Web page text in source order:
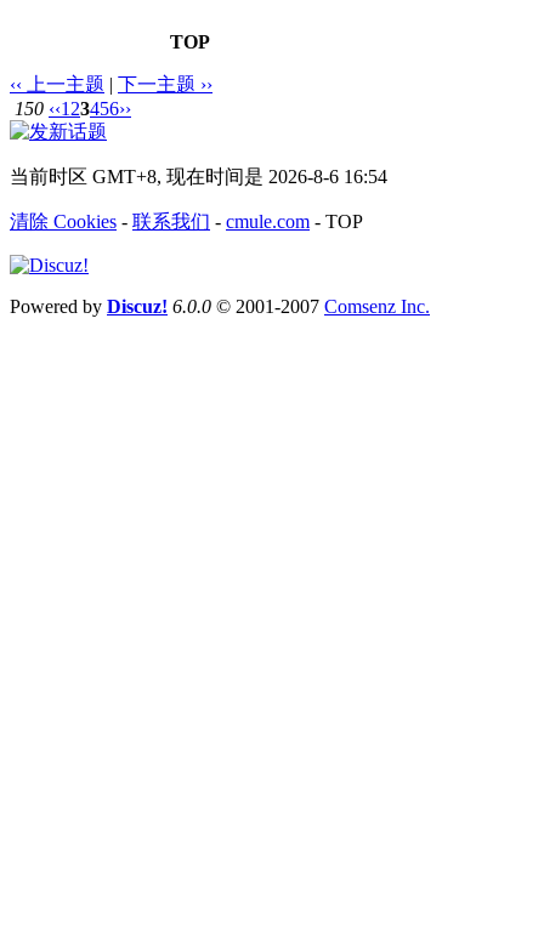
TOP
‹‹ 上一主题 | 下一主题 ››
150 ‹‹1 23456››
当前时区 GMT+8, 现在时间是 2026-8-6 16:54
清除 Cookies - 联系我们 - cmule.com - TOP
Powered by Discuz! 6.0.0 © 2001-2007 Comsenz Inc.